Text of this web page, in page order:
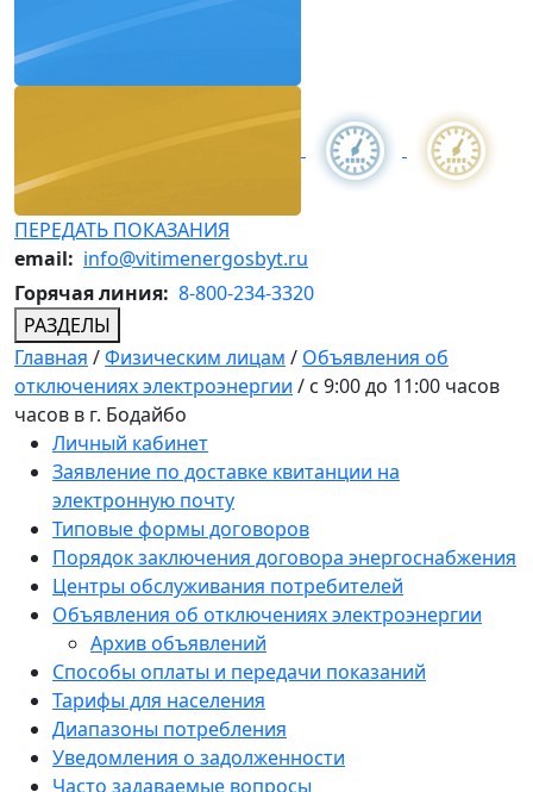
ПЕРЕДАТЬ ПОКАЗАНИЯ
email: info@vitimenergosbyt.ru
Горячая линия: 8-800-234-3320
РАЗДЕЛЫ
Главная /Физическим лицам / Объявления об
отключениях электроэнергии / с 9:00 до 11:00 часов
часов в г. Бодайбо
Личный кабинет
Заявление по доставке квитанции на
электронную почту
Типовые формы договоров
Порядок заключения договора энергоснабжения
Центры обслуживания потребителей
Объявления об отключениях электроэнергии
Архив объявлений
Способы оплаты и передачи показаний
Тарифы для населения
Диапазоны потребления
Уведомления о задолженности
Часто задаваемые вопросы